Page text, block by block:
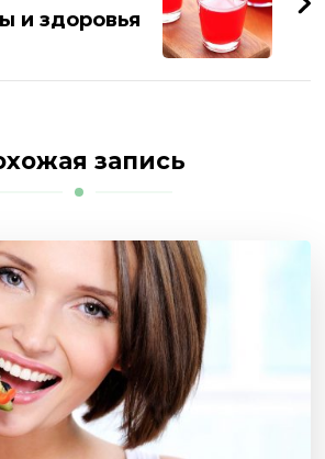
и здоровья
запись